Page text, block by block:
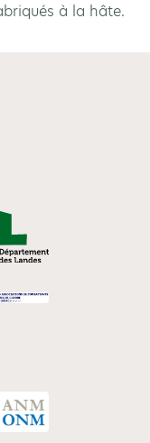
à la hâte.